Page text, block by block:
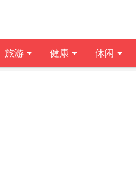
旅游 健康 休闲